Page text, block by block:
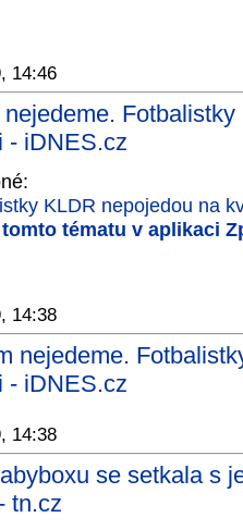
14:46
- iDNES.cz
KLDR nepojedou na
tématu v aplikaci
14:38
nejedeme.
- iDNES.cz
14:38
se setkala s
tn.cz